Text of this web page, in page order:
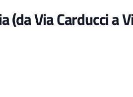
(da Via Carducci a